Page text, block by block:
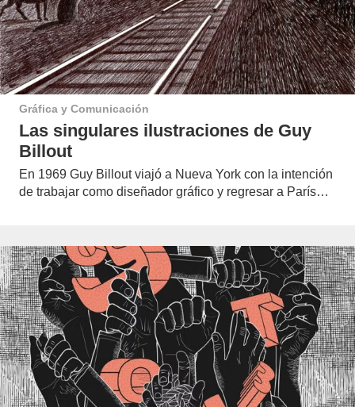
Gráfica y Comunicación
Las singulares ilustraciones de Guy
Billout
En 1969 Guy Billout viajó a Nueva York con la intención
de trabajar como diseñador gráfico y regresar a París…